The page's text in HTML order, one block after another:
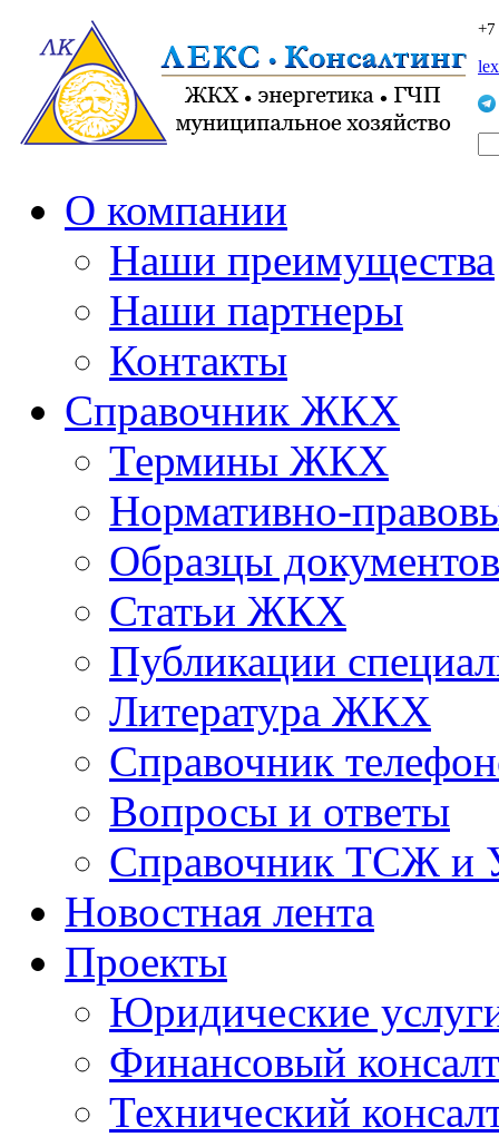
О компании
Наши преимущества
Наши партнеры
Контакты
Справочник ЖКХ
Термины ЖКХ
Нормативно-
Образцы документов
Статьи ЖКХ
Публикации
Литература ЖКХ
Справочник
Вопросы и ответы
Справочник ТСЖ и
Новостная лента
Проекты
Юридические
Финансовый
Технический